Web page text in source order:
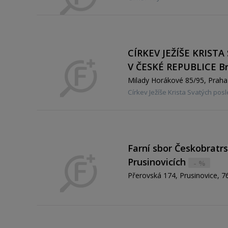
CÍRKEV JEŽÍŠE
V ČESKÉ REPUBLICE
Milady Horákové 85/95,
Církev Ježíše Krista Svatých
Farní sbor
Prusinovicích
- %
Přerovská 174, Prusinovice,